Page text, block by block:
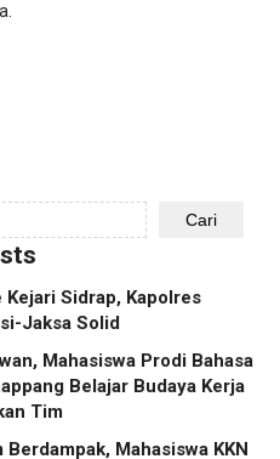
Cari
Sidrap, Kapolres
Jaksa Solid
Mahasiswa Prodi Bahasa
Belajar Budaya Kerja
Tim
Berdampak, Mahasiswa KKN